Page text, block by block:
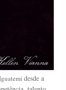
desde a